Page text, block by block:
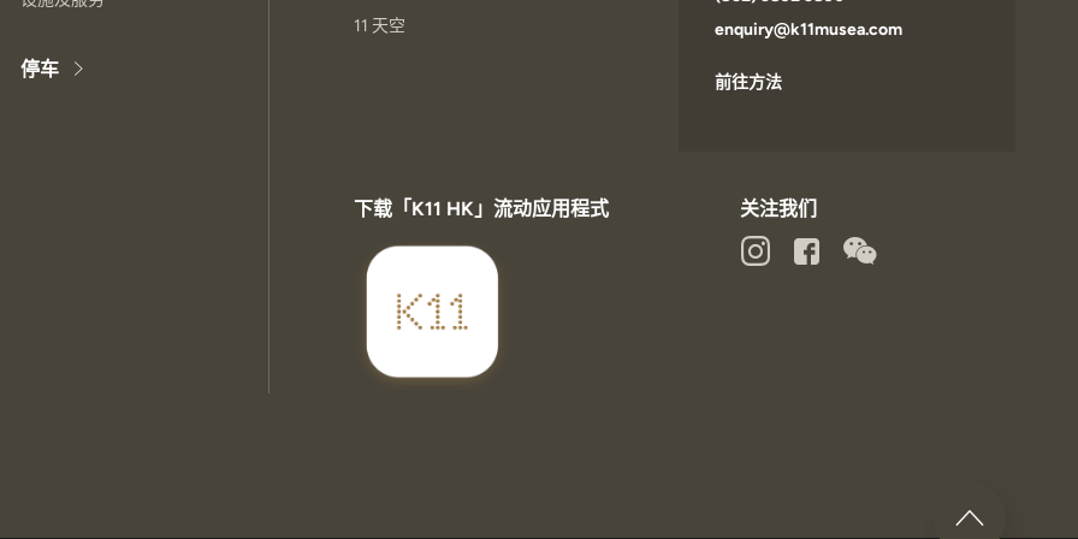
停车
11 天空
enquiry@k11musea.com
前往方法
下载「K11 HK」流动应用程式 关注我们